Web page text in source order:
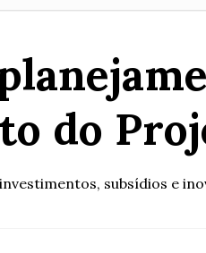
do
subsídios e